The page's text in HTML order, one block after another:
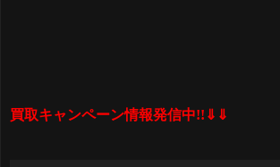
買取キャンペーン情報発信中!!⇓⇓